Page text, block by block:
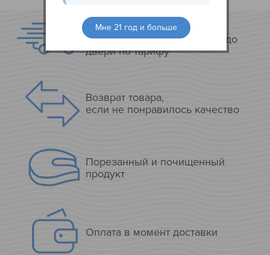
Мне 21 год и больше
Из вашего города только
самовывоз., Яндекс Курьер до
двери по тарифу
Возврат товара,
если не понравилось качество
Порезанный и почищенный
продукт
Оплата в момент доставки